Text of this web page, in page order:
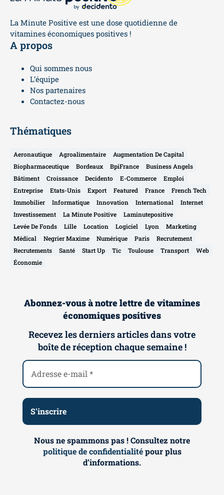
La Minute Positive est une dose quotidienne de
vitamines économiques positives !
A propos
Qui sommes nous
L’équipe
Nos partenaires
Contactez-nous
Thématiques
Aeronautique Agroalimentaire
Augmentation De Capital
Biopharmaceutique
Bordeaux BpiFrance
Business Angels
Bâtiment
Croissance Decidento E-Commerce
Emploi
Entreprise
Etats-Unis Export Featured France
French Tech
Immobilier
Informatique Innovation International
Internet
Investissement
La Minute Positive
Laminutepositive
Levée De Fonds
Lille Location Logiciel Lyon
Marketing
Médical
Negrier Maxime Numérique Paris
Recrutement
Recrutements
Santé Start Up Tic Toulouse Transport
Web
Économie
Abonnez-vous à notre lettre de vitamines
économiques positives
Recevez les derniers articles dans votre
boîte de réception chaque semaine !
Nous ne spammons pas ! Consultez notre
politique de confidentialitépour plus
d’informations.